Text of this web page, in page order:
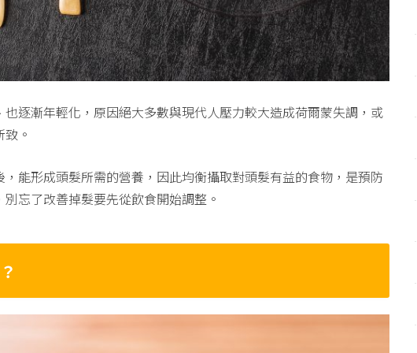
逐漸年輕化，原因絕大多數與現代人壓力較大造成荷爾蒙失調，或
。
能形成頭髮所需的營養，因此均衡攝取對頭髮有益的食物，是預防
忘了改善掉髮要先從飲食開始調整。